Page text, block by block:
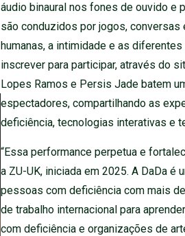
áudio binaural nos fones de ouvido e
são conduzidos por jogos,
humanas, a intimidade e as
inscrever para participar, através do
Lopes Ramos e Persis Jade batem
espectadores, compartilhando as
deficiência, tecnologias interativas e
“Essa performance perpetua e
a ZU-UK, iniciada em 2025. A DaDa é
pessoas com deficiência com mais
de trabalho internacional para
com deficiência e organizações de